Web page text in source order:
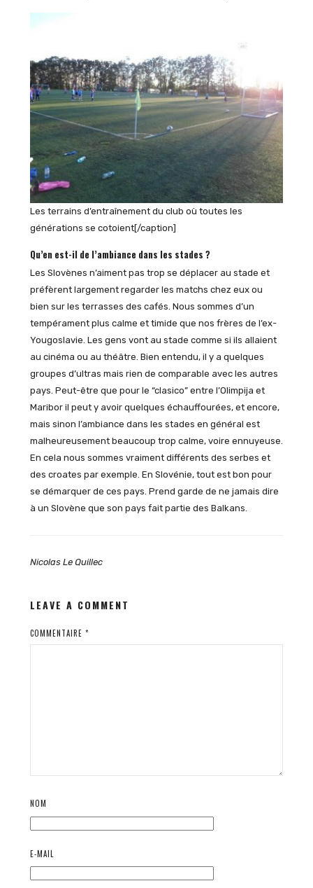
Les terrains d’entraînement du club où toutes les
générations se cotoient[/caption]
Qu’en est-il de l’ambiance dans les stades ?
Les Slovènes n’aiment pas trop se déplacer au stade et
préfèrent largement regarder les matchs chez eux ou
bien sur les terrasses des cafés. Nous sommes d’un
tempérament plus calme et timide que nos frères de l’ex-
Yougoslavie. Les gens vont au stade comme si ils allaient
au cinéma ou au théâtre. Bien entendu, il y a quelques
groupes d’ultras mais rien de comparable avec les autres
pays. Peut-être que pour le “clasico” entre l’Olimpija et
Maribor il peut y avoir quelques échauffourées, et encore,
mais sinon l’ambiance dans les stades en général est
malheureusement beaucoup trop calme, voire ennuyeuse.
En cela nous sommes vraiment différents des serbes et
des croates par exemple. En Slovénie, tout est bon pour
se démarquer de ces pays. Prend garde de ne jamais dire
à un Slovène que son pays fait partie des Balkans.
Nicolas Le Quillec
LEAVE A COMMENT
COMMENTAIRE *
NOM
E-MAIL